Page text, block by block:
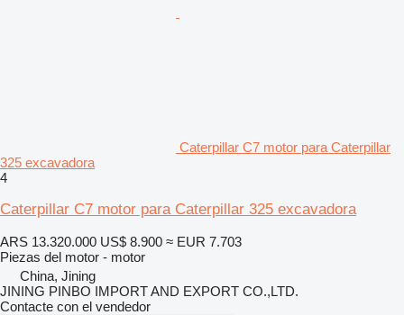
Caterpillar C7 motor para Caterpillar
325 excavadora
4
Caterpillar C7 motor para Caterpillar 325 excavadora
ARS 13.320.000 US$ 8.900 ≈ EUR 7.703
Piezas del motor - motor
China, Jining
JINING PINBO IMPORT AND EXPORT CO.,LTD.
Contacte con el vendedor